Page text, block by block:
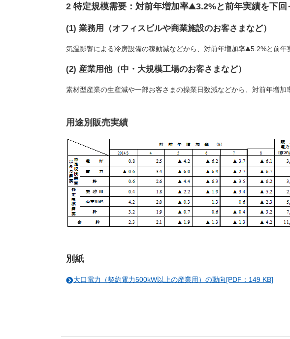
2 特定規模需要：対前年増加率 3.2%と前年実績を下回
(1) 業務用（オフィスビルや商業施設のお客さまなど）
気温影響による冷房設備の稼動減などから、対前年増加率 5.2%と前年
(2) 産業用他（中・大規模工場のお客さまなど）
素材型産業の生産減や一部お客さまの操業日数減などから、対前年増加
用途別販売実績
別紙
大口電力（契約電力500kW以上の産業用）の動向[PDF：149 KB]